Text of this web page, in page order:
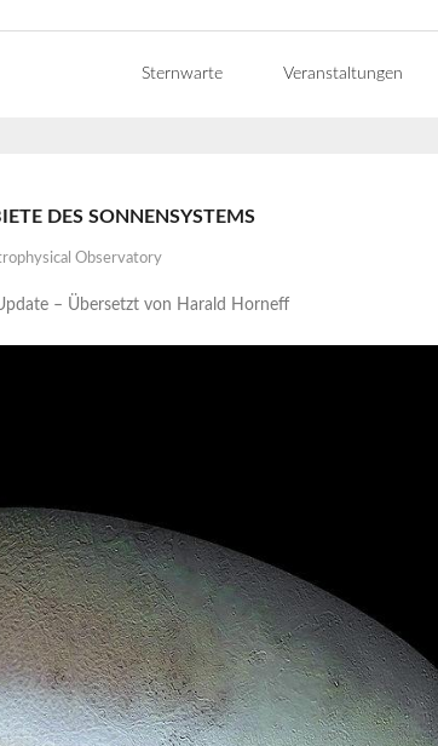
Sternwarte Veranstaltungen
DES SONNENSYSTEMS
Observatory
– Übersetzt von Harald Horneff